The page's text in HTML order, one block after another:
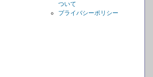
ついて
プライバシーポリシー